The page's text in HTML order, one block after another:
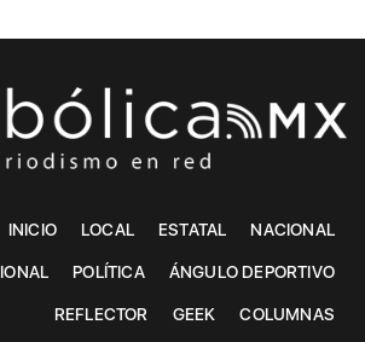
INICIO LOCAL ESTATAL NACIONAL
POLÍTICA ÁNGULO DEPORTIVO
REFLECTOR GEEK COLUMNAS